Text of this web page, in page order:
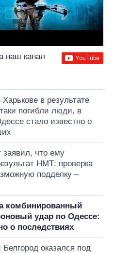
наш канал
Харькове в результате
погибли люди, в
стало известно о
заявил, что ему
НМТ: проверка
подделку –
комбинированный
удар по Одессе:
о последствиях
оказался под